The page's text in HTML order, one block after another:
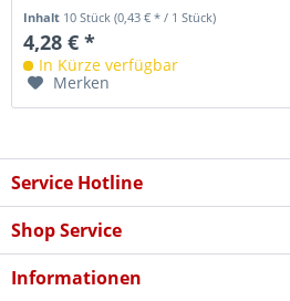
Inhalt 10 Stück(0,43 € * / 1 Stück)
4,28 € *
In Kürze verfügbar
Merken
Service Hotline
Shop Service
Informationen